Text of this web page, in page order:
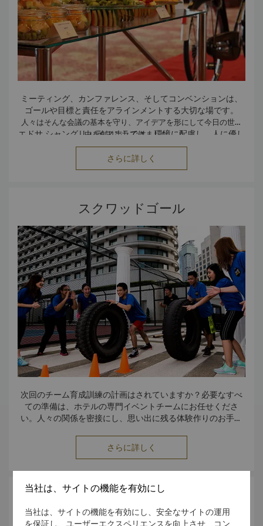
ミーティング、カンファレンス、そしてコンベンションは、
ゴールや目標と責任をアラインメントする大切な場です。
人々はそんな会議の基本を守り、アイデアを形にして今日の世の
中を創り出してきました。
エドサ シャングリ・ラ マニラでは、環境に配慮し、人に優し
い世の中を実現することが、全員の責任だと考えています。
それがミーティングのスペシャルパッケージをご用意した理由で
す。企業の社会的責任への取り組みを促進するのにふさわしいイ
布製のテーブルクロスや食材を使ったテーブルセンターピー
メニューに至るまで、イベントの全ての要素に環境負荷を最
小限に抑えるきめの細かい配慮をしています。
ホテルが全面的に支援しているコミュニティーへのフィールドト
リップにイベント・スペシャリストがご案内させていただくこと
も可能です。
イベント・スペシャリストのメンバー全員が、お客様のご要望に
応えるべくイベントのカスタマイズに全力で取り組み、恵まれな
い子供達へコミュニティーの支援と環境保全活動だけではなく、
イベントの参加者に向けて鮮烈なインスピレーションを生むアク
ティビティーをご提供します。
お問合せは、電話、(63 2) 633 8888 内線 2895 または、
Eメールevents.esl@shangri-la.comにて承ります。
さらに詳しく
スクワッドゴール
次回のチーム育成訓練の計画はされていますか？必要なすべ
ての準備は、ホテルの専門イベントチームにお任せくださ
い。人々の関係を密接にし、思い出に残る体験作りのお手伝
スクワッドゴールのテーマ：
ホテル経営者の1日を体験します。ホテルの環境の中で、プラ
する幅広い仕事を成し遂げます。
さらに詳しく
会場
当社は、サイトの機能を有効にし
当社は、サイトの機能を有効にし、安全なサイトの運用
を保証し、ユーザーエクスペリエンスを向上させ、コン